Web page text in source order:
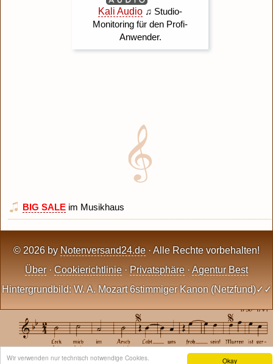
Okay
Wir verwenden nur technisch notwendige Cookies.
BIG SALE im Musikhaus
© 2026 by Notenversand24.de · Alle Rechte vorbehalten!
Über · Cookierichtlinie · Privatsphäre · Agentur Best
Hintergrundbild: W. A. Mozart 6stimmiger Kanon (Netzfund)✓✓